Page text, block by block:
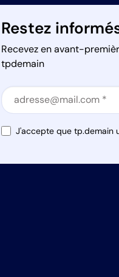
Restez
Recevez en avant-
tpdemain
Section
Section
J'accepte que tp.demain